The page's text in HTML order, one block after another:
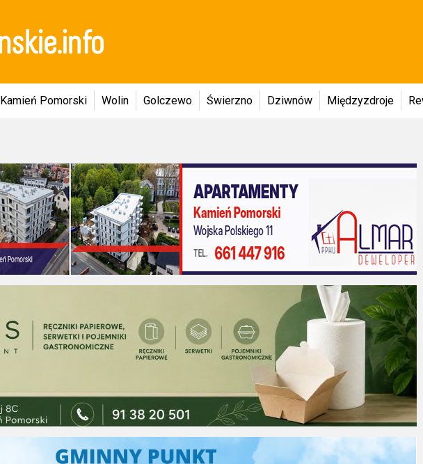
Kamień Pomorski Wolin Golczewo Świerzno Dziwnów Międzyzdroje